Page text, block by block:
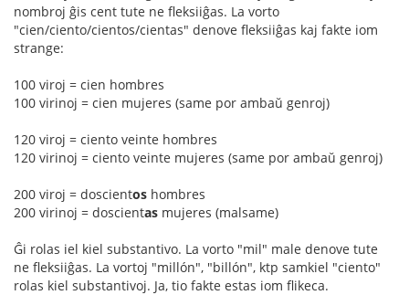
nombroj ĝis cent tute ne fleksiiĝas. La vorto
"cien/ciento/cientos/cientas" denove fleksiiĝas kaj fakte iom
strange:
100 viroj = cien hombres
100 virinoj = cien mujeres (same por ambaŭ genroj)
120 viroj = ciento veinte hombres
120 virinoj = ciento veinte mujeres (same por ambaŭ genroj)
200 viroj = doscientos hombres
200 virinoj = doscientas mujeres (malsame)
Ĝi rolas iel kiel substantivo. La vorto "mil" male denove tute
ne fleksiiĝas. La vortoj "millón", "billón", ktp samkiel "ciento"
rolas kiel substantivoj. Ja, tio fakte estas iom flikeca.